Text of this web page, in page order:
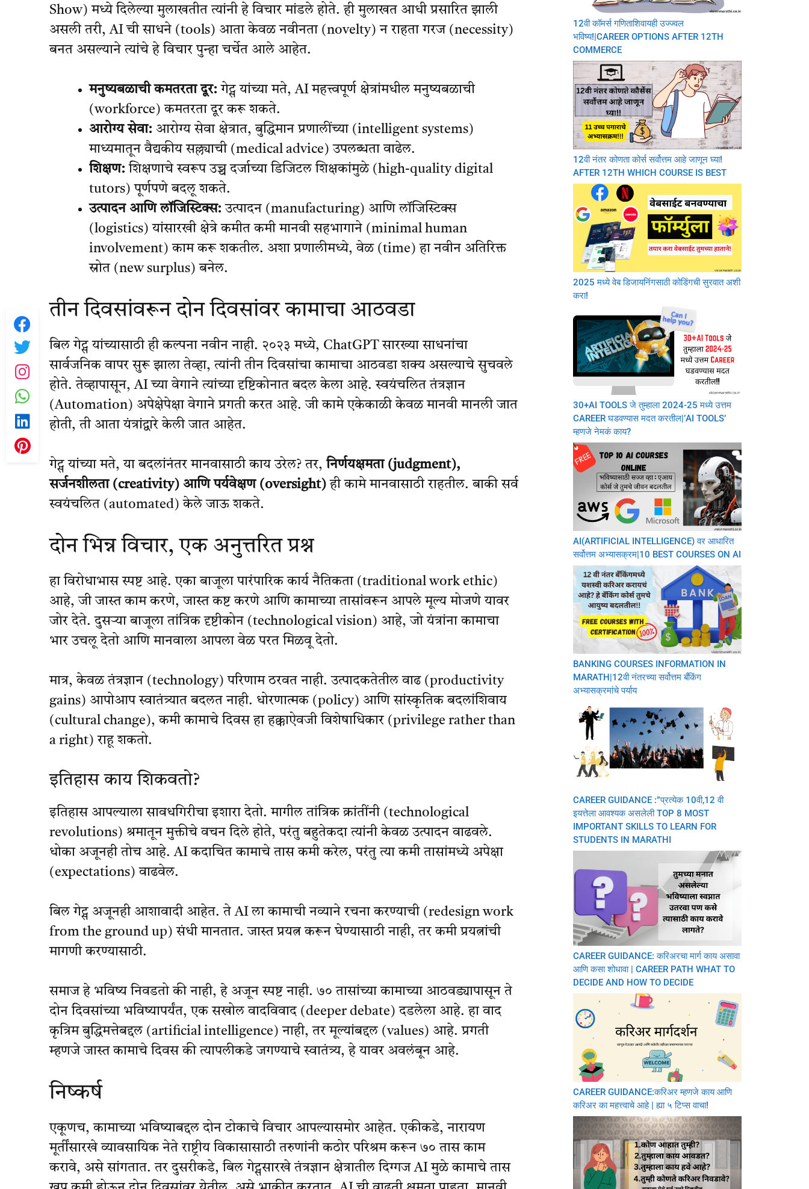
Show) मध्ये दिलेल्या मुलाखतीत त्यांनी हे विचार मांडले होते. ही मुलाखत आधी प्रसारित झाली
असली तरी, AI ची साधने (tools) आता केवळ नवीनता (novelty) न राहता गरज (necessity)
बनत असल्याने त्यांचे हे विचार पुन्हा चर्चेत आले आहेत.
मनुष्यबळाची कमतरता दूर: गेट्स यांच्या मते, AI महत्त्वपूर्ण क्षेत्रांमधील मनुष्यबळाची
(workforce) कमतरता दूर करू शकते.
आरोग्य सेवा: आरोग्य सेवा क्षेत्रात, बुद्धिमान प्रणालींच्या (intelligent systems)
माध्यमातून वैद्यकीय सल्ल्याची (medical advice) उपलब्धता वाढेल.
शिक्षण: शिक्षणाचे स्वरूप उच्च दर्जाच्या डिजिटल शिक्षकांमुळे (high-quality digital
tutors) पूर्णपणे बदलू शकते.
उत्पादन आणि लॉजिस्टिक्स: उत्पादन (manufacturing) आणि लॉजिस्टिक्स
(logistics) यांसारखी क्षेत्रे कमीत कमी मानवी सहभागाने (minimal human
involvement) काम करू शकतील. अशा प्रणालीमध्ये, वेळ (time) हा नवीन अतिरिक्त
स्रोत (new surplus) बनेल.
तीन दिवसांवरून दोन दिवसांवर कामाचा आठवडा
बिल गेट्स यांच्यासाठी ही कल्पना नवीन नाही. २०२३ मध्ये, ChatGPT सारख्या साधनांचा
सार्वजनिक वापर सुरू झाला तेव्हा, त्यांनी तीन दिवसांचा कामाचा आठवडा शक्य असल्याचे सुचवले
होते. तेव्हापासून, AI च्या वेगाने त्यांच्या दृष्टिकोनात बदल केला आहे. स्वयंचलित तंत्रज्ञान
(Automation) अपेक्षेपेक्षा वेगाने प्रगती करत आहे. जी कामे एकेकाळी केवळ मानवी मानली जात
होती, ती आता यंत्रांद्वारे केली जात आहेत.
गेट्स यांच्या मते, या बदलांनंतर मानवासाठी काय उरेल? तर, निर्णयक्षमता (judgment),
सर्जनशीलता (creativity) आणि पर्यवेक्षण (oversight) ही कामे मानवासाठी राहतील. बाकी सर्व
स्वयंचलित (automated) केले जाऊ शकते.
दोन भिन्न विचार, एक अनुत्तरित प्रश्न
हा विरोधाभास स्पष्ट आहे. एका बाजूला पारंपारिक कार्य नैतिकता (traditional work ethic)
आहे, जी जास्त काम करणे, जास्त कष्ट करणे आणि कामाच्या तासांवरून आपले मूल्य मोजणे यावर
जोर देते. दुसऱ्या बाजूला तांत्रिक दृष्टीकोन (technological vision) आहे, जो यंत्रांना कामाचा
भार उचलू देतो आणि मानवाला आपला वेळ परत मिळवू देतो.
मात्र, केवळ तंत्रज्ञान (technology) परिणाम ठरवत नाही. उत्पादकतेतील वाढ (productivity
gains) आपोआप स्वातंत्र्यात बदलत नाही. धोरणात्मक (policy) आणि सांस्कृतिक बदलांशिवाय
(cultural change), कमी कामाचे दिवस हा हक्काऐवजी विशेषाधिकार (privilege rather than
a right) राहू शकतो.
इतिहास काय शिकवतो?
इतिहास आपल्याला सावधगिरीचा इशारा देतो. मागील तांत्रिक क्रांतींनी (technological
revolutions) श्रमातून मुक्तीचे वचन दिले होते, परंतु बहुतेकदा त्यांनी केवळ उत्पादन वाढवले.
धोका अजूनही तोच आहे. AI कदाचित कामाचे तास कमी करेल, परंतु त्या कमी तासांमध्ये अपेक्षा
(expectations) वाढवेल.
बिल गेट्स अजूनही आशावादी आहेत. ते AI ला कामाची नव्याने रचना करण्याची (redesign work
from the ground up) संधी मानतात. जास्त प्रयत्न करून घेण्यासाठी नाही, तर कमी प्रयत्नांची
मागणी करण्यासाठी.
समाज हे भविष्य निवडतो की नाही, हे अजून स्पष्ट नाही. ७० तासांच्या कामाच्या आठवड्यापासून ते
दोन दिवसांच्या भविष्यापर्यंत, एक सखोल वादविवाद (deeper debate) दडलेला आहे. हा वाद
कृत्रिम बुद्धिमत्तेबद्दल (artificial intelligence) नाही, तर मूल्यांबद्दल (values) आहे. प्रगती
म्हणजे जास्त कामाचे दिवस की त्यापलीकडे जगण्याचे स्वातंत्र्य, हे यावर अवलंबून आहे.
निष्कर्ष
एकूणच, कामाच्या भविष्याबद्दल दोन टोकाचे विचार आपल्यासमोर आहेत. एकीकडे, नारायण
मूर्तींसारखे व्यावसायिक नेते राष्ट्रीय विकासासाठी तरुणांनी कठोर परिश्रम करून ७० तास काम
करावे, असे सांगतात. तर दुसरीकडे, बिल गेट्ससारखे तंत्रज्ञान क्षेत्रातील दिग्गज AI मुळे कामाचे तास
12वी कॉमर्स गणिताशिवायही उज्ज्वल
भविष्य!|CAREER OPTIONS AFTER 12TH
COMMERCE
12वी नंतर कोणता कोर्स सर्वोत्तम आहे जाणून घ्या!
AFTER 12TH WHICH COURSE IS BEST
2025 मध्ये वेब डिजायनिंगसाठी कोडिंगची सुरवात अशी
करा!
30+AI TOOLS जे तुम्हाला 2024-25 मध्ये उत्तम
CAREER घडवण्यास मदत करतील|’AI TOOLS’
म्हणजे नेमकं काय?
AI(ARTIFICIAL INTELLIGENCE) वर आधारित
सर्वोत्तम अभ्यासक्रम|10 BEST COURSES ON AI
BANKING COURSES INFORMATION IN
MARATH|12वी नंतरच्या सर्वोत्तम बँकिंग
अभ्यासक्रमांचे पर्याय
CAREER GUIDANCE :”प्रत्येक 10वी,12 वी
इयत्तेला आवश्यक असलेली TOP 8 MOST
IMPORTANT SKILLS TO LEARN FOR
STUDENTS IN MARATHI
CAREER GUIDANCE: करिअरचा मार्ग काय असावा
आणि कसा शोधावा | CAREER PATH WHAT TO
DECIDE AND HOW TO DECIDE
CAREER GUIDANCE:करिअर म्हणजे काय आणि
करिअर का महत्त्वाचे आहे | ह्या ५ टिप्स वाचा!